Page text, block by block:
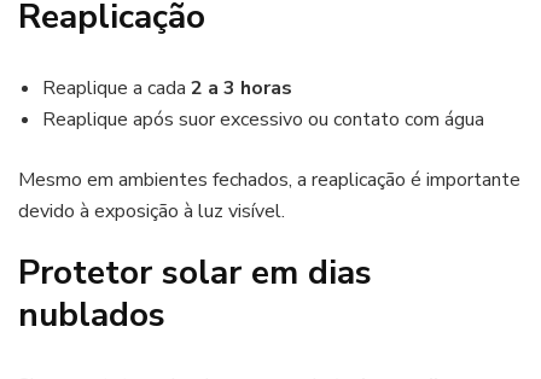
Reaplicação
Reaplique a cada 2 a 3 horas
Reaplique após suor excessivo ou contato com água
Mesmo em ambientes fechados, a reaplicação é importante
devido à exposição à luz visível.
Protetor solar em dias
nublados